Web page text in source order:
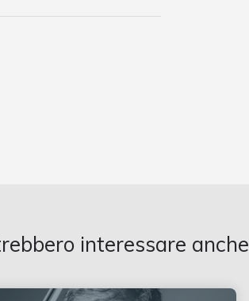
interessare anche